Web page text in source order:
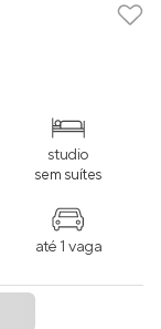
studio
sem suítes
até 1 vaga